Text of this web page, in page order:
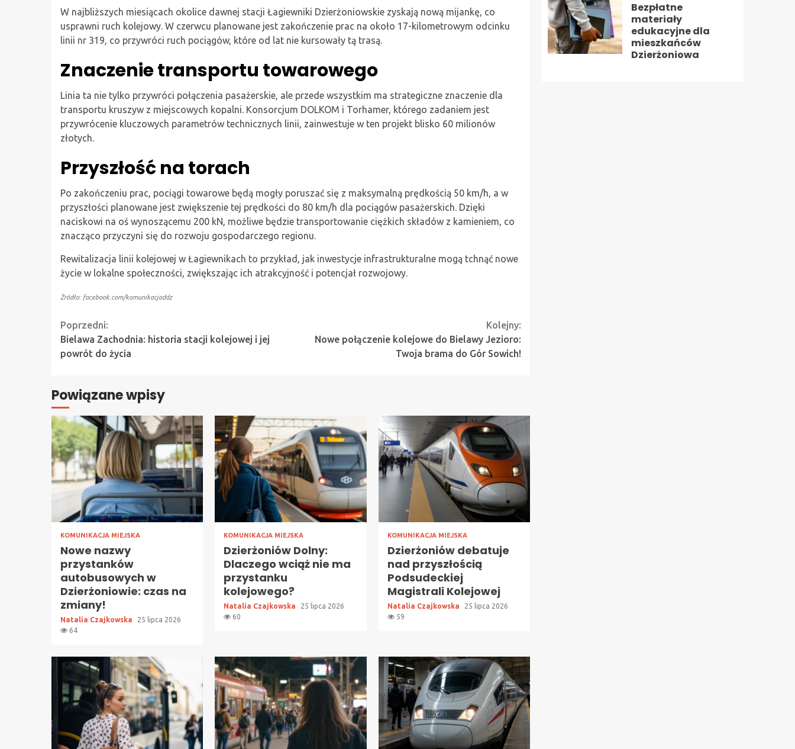
W najbliższych miesiącach okolice dawnej stacji Łagiewniki Dzierżoniowskie zyskają nową mijankę, co
usprawni ruch kolejowy. W czerwcu planowane jest zakończenie prac na około 17-kilometrowym odcinku
linii nr 319, co przywróci ruch pociągów, które od lat nie kursowały tą trasą.
Znaczenie transportu towarowego
Linia ta nie tylko przywróci połączenia pasażerskie, ale przede wszystkim ma strategiczne znaczenie dla
transportu kruszyw z miejscowych kopalni. Konsorcjum DOLKOM i Torhamer, którego zadaniem jest
przywrócenie kluczowych parametrów technicznych linii, zainwestuje w ten projekt blisko 60 milionów
złotych.
Przyszłość na torach
Po zakończeniu prac, pociągi towarowe będą mogły poruszać się z maksymalną prędkością 50 km/h, a w
przyszłości planowane jest zwiększenie tej prędkości do 80 km/h dla pociągów pasażerskich. Dzięki
naciskowi na oś wynoszącemu 200 kN, możliwe będzie transportowanie ciężkich składów z kamieniem, co
znacząco przyczyni się do rozwoju gospodarczego regionu.
Rewitalizacja linii kolejowej w Łagiewnikach to przykład, jak inwestycje infrastrukturalne mogą tchnąć nowe
życie w lokalne społeczności, zwiększając ich atrakcyjność i potencjał rozwojowy.
Źródło: facebook.com/komunikacjaddz
Continue
Reading
Poprzedni:
Bielawa Zachodnia: historia stacji kolejowej i jej
powrót do życia
Kolejny:
Nowe połączenie kolejowe do Bielawy Jezioro:
Twoja brama do Gór Sowich!
Powiązane wpisy
KOMUNIKACJA MIEJSKA
Nowe nazwy
przystanków
autobusowych w
Dzierżoniowie: czas na
zmiany!
Natalia Czajkowska
25 lipca 2026
64
KOMUNIKACJA MIEJSKA
Dzierżoniów Dolny:
Dlaczego wciąż nie ma
przystanku
kolejowego?
Natalia Czajkowska
25 lipca 2026
60
KOMUNIKACJA MIEJSKA
Dzierżoniów debatuje
nad przyszłością
Podsudeckiej
Magistrali Kolejowej
Natalia Czajkowska
25 lipca 2026
59
Bezpłatne
materiały
edukacyjne dla
mieszkańców
Dzierżoniowa